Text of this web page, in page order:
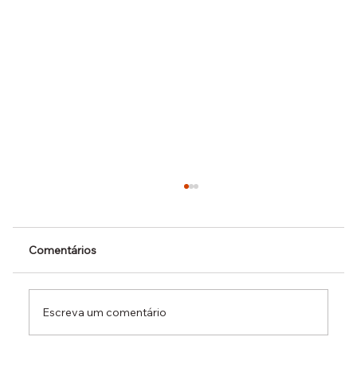
Comentários
Escreva um comentário